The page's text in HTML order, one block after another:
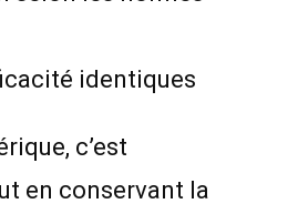
identiques
c’est
en conservant la